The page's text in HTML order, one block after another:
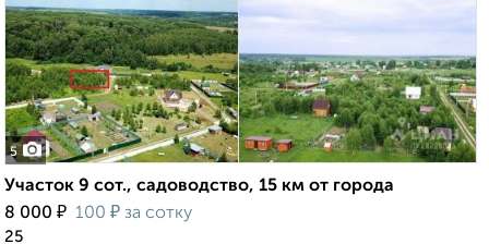
5
Участок 9 сот., садоводство, 15 км от города
8 000 ₽ 100 ₽ за сотку
25